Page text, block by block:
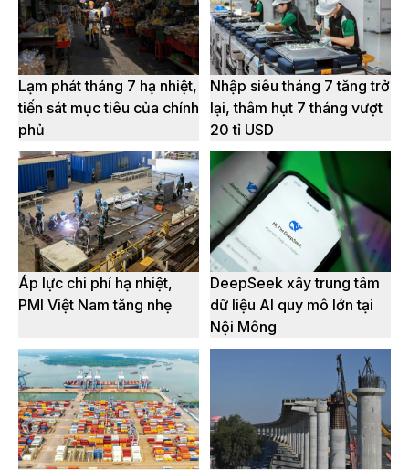
Lạm phát tháng 7 hạ nhiệt,
tiến sát mục tiêu của chính
phủ
Nhập siêu tháng 7 tăng trở
lại, thâm hụt 7 tháng vượt
20 tỉ USD
Áp lực chi phí hạ nhiệt,
PMI Việt Nam tăng nhẹ
DeepSeek xây trung tâm
dữ liệu AI quy mô lớn tại
Nội Mông